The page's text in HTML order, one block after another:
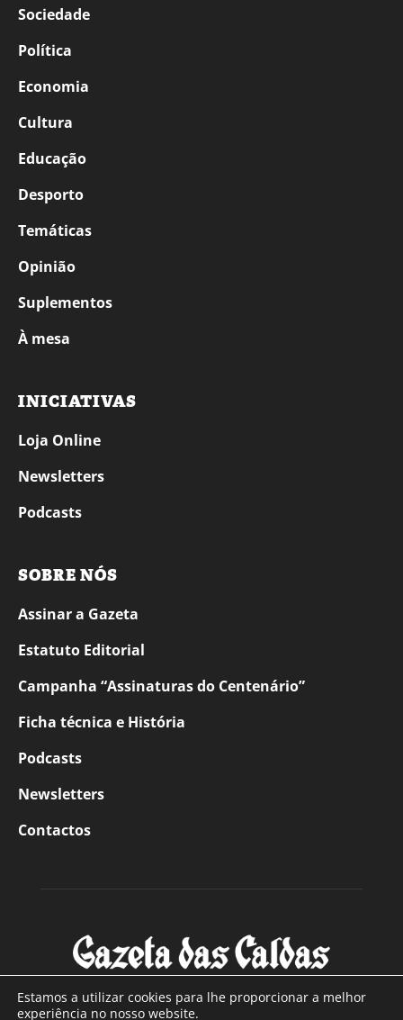
Sociedade
Política
Economia
Cultura
Educação
Desporto
Temáticas
Opinião
Suplementos
À mesa
INICIATIVAS
Loja Online
Newsletters
Podcasts
SOBRE NÓS
Assinar a Gazeta
Estatuto Editorial
Campanha “Assinaturas do Centenário”
Ficha técnica e História
Podcasts
Newsletters
Contactos
Estamos a utilizar cookies para lhe proporcionar a melhor
experiência no nosso website.